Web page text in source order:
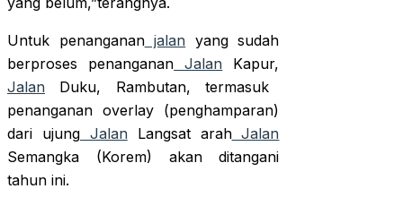
Untuk penangananjalan yang sudah
berproses penanganan Jalan Kapur,
Jalan Duku, Rambutan, termasuk
penanganan overlay (penghamparan)
dari ujungJalanLangsat arahJalan
Semangka (Korem) akan ditangani
tahun ini.